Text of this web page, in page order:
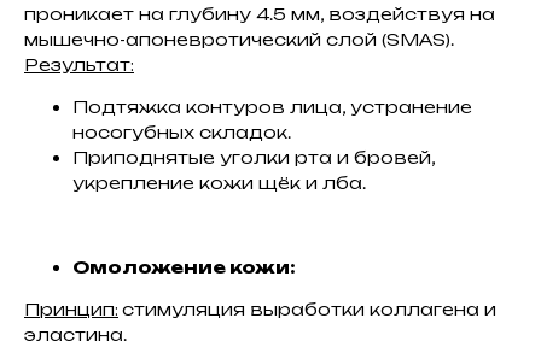
проникает на глубину 4.5 мм, воздействуя на
мышечно-апоневротический слой (SMAS).
Результат:
Подтяжка контуров лица, устранение
носогубных складок.
Приподнятые уголки рта и бровей,
укрепление кожи щёк и лба.
Омоложение кожи:
Принцип: стимуляция выработки коллагена и
эластина.